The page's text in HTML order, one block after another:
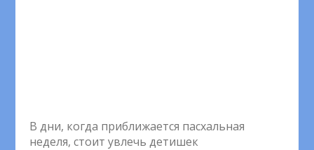
В дни, когда приближается пасхальная
неделя, стоит увлечь детишек